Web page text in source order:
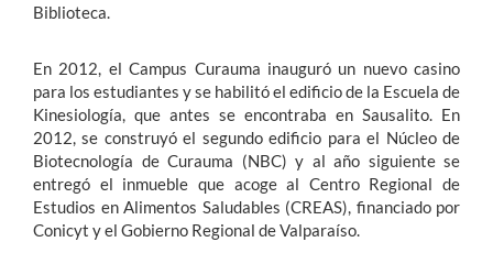
Biblioteca.
En 2012, el Campus Curauma inauguró un nuevo casino
para los estudiantes y se habilitó el edificio de la Escuela de
Kinesiología, que antes se encontraba en Sausalito. En
2012, se construyó el segundo edificio para el Núcleo de
Biotecnología de Curauma (NBC) y al año siguiente se
entregó el inmueble que acoge al Centro Regional de
Estudios en Alimentos Saludables (CREAS), financiado por
Conicyt y el Gobierno Regional de Valparaíso.